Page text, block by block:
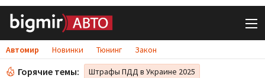
Автомир Новинки Тюнинг Закон
Горячие темы: Штрафы ПДД в Украине 2025